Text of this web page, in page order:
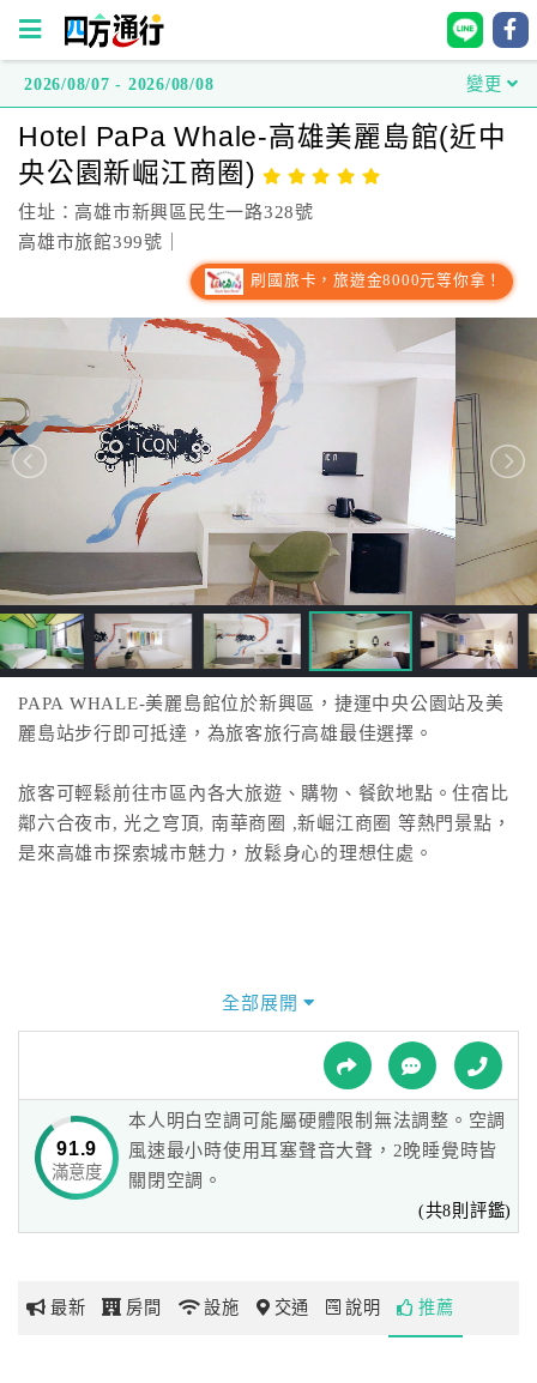
方
通
行
訂
台
房
飯
店
訂
房
HOT
特
色
民
租
網
紅
2026/08/07 - 2026/08/08 變更
Hotel PaPa Whale-高雄美麗島館(近中
央公園新崛江商圈)
住址：高雄市新興區民生一路328號
高雄市旅館399號｜
刷國旅卡，旅遊金8000元等你拿！
PAPA WHALE-美麗島館位於新興區，捷運中央公園站及美
麗島站步行即可抵達，為旅客旅行高雄最佳選擇。
旅客可輕鬆前往市區內各大旅遊、購物、餐飲地點。住宿比
鄰六合夜市, 光之穹頂, 南華商圈 ,新崛江商圈 等熱門景點，
是來高雄市探索城市魅力，放鬆身心的理想住處。
全部展開
91.9
滿意度
本人明白空調可能屬硬體限制無法調整。空調
風速最小時使用耳塞聲音大聲，2晚睡覺時皆
關閉空調。
(共8則評鑑)
最新 房間 設施 交通 說明 推薦